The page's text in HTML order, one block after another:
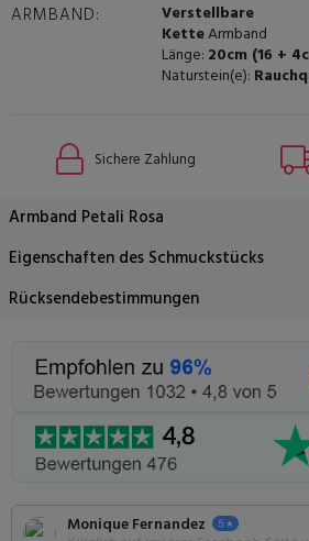
ARMBAND:
Verstellbare
KetteArmband
Länge: 20cm (16 +
Naturstein(e):
Sichere Zahlung
Armband Petali Rosa
Eigenschaften des Schmuckstücks
Rücksendebestimmungen
Monique Fernandez